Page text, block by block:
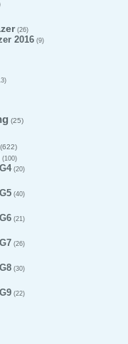
(26)
2016 (9)
(25)
(622)
(100)
(20)
(40)
(21)
(26)
(30)
(22)